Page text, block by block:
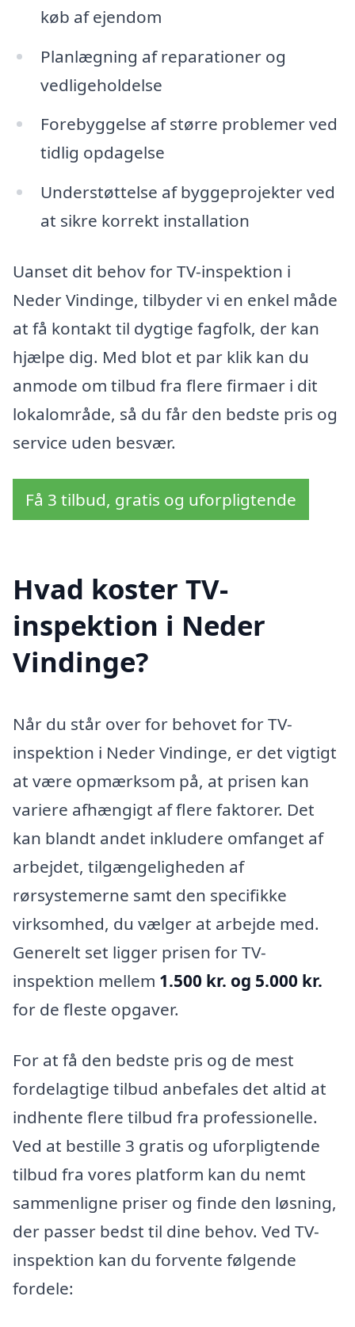
køb af ejendom
Planlægning af reparationer og
vedligeholdelse
Forebyggelse af større problemer ved
tidlig opdagelse
Understøttelse af byggeprojekter ved
at sikre korrekt installation
Uanset dit behov for TV-inspektion i
Neder Vindinge, tilbyder vi en enkel måde
at få kontakt til dygtige fagfolk, der kan
hjælpe dig. Med blot et par klik kan du
anmode om tilbud fra flere firmaer i dit
lokalområde, så du får den bedste pris og
service uden besvær.
Få 3 tilbud, gratis og uforpligtende
Hvad koster TV-
inspektion i Neder
Vindinge?
Når du står over for behovet for TV-
inspektion i Neder Vindinge, er det vigtigt
at være opmærksom på, at prisen kan
variere afhængigt af flere faktorer. Det
kan blandt andet inkludere omfanget af
arbejdet, tilgængeligheden af
rørsystemerne samt den specifikke
virksomhed, du vælger at arbejde med.
Generelt set ligger prisen for TV-
inspektion mellem 1.500 kr. og 5.000 kr.
for de fleste opgaver.
For at få den bedste pris og de mest
fordelagtige tilbud anbefales det altid at
indhente flere tilbud fra professionelle.
Ved at bestille 3 gratis og uforpligtende
tilbud fra vores platform kan du nemt
sammenligne priser og finde den løsning,
der passer bedst til dine behov. Ved TV-
inspektion kan du forvente følgende
fordele: